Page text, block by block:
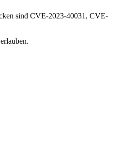
sind CVE-2023-40031, CVE-